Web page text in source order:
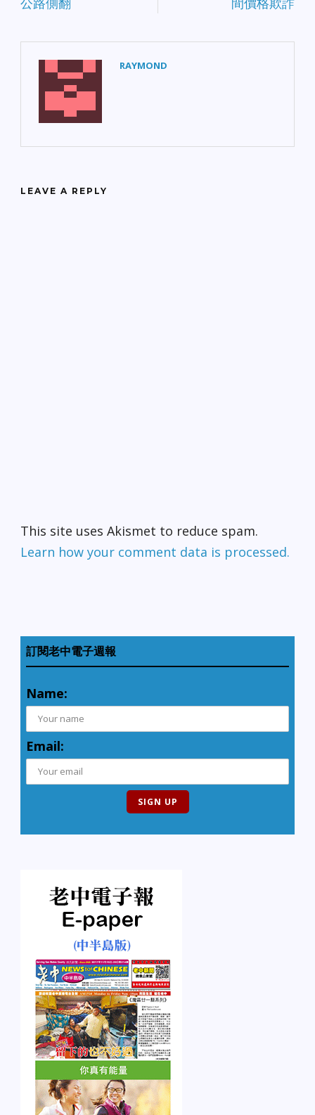
RAYMOND
LEAVE A REPLY
This site uses Akismet to reduce spam.
Learn how your comment data is processed.
訂閱老中電子週報
Name:
Email: